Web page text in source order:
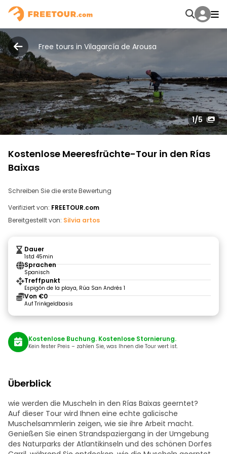
Free tours in Vilagarcía de Arousa
1/5
Kostenlose Meeresfrüchte-Tour in den Rías
Baixas
Schreiben Sie die erste Bewertung
Verifiziert von: FREETOUR.com
Bereitgestellt von: Silvia artos
Dauer
1std 45min
Sprachen
Spanisch
Treffpunkt
Espigón de la playa, Rúa San Andrés 1
Von €0
Auf Trinkgeldbasis
Kostenlose Buchung. Kostenlose Stornierung.
Kein fester Preis – zahlen Sie, was Ihnen die Tour wert ist.
Überblick
wie werden die Muscheln in den Rías Baixas geerntet?
Auf dieser Tour wird Ihnen eine echte galicische
Muschelsammlerin zeigen, wie sie ihre Arbeit macht.
Genießen Sie einen Strandspaziergang in der Umgebung
des Naturparks der Atlantikinseln und des schönen Dorfes